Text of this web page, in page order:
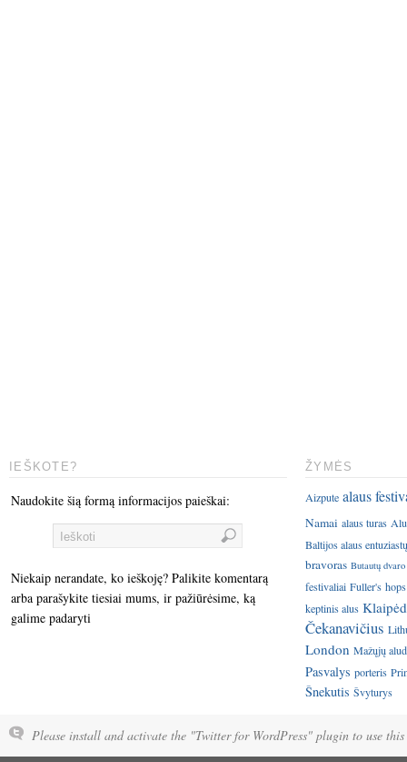
IEŠKOTE?
Naudokite šią formą informacijos paieškai:
Niekaip nerandate, ko ieškoję? Palikite komentarą
arba parašykite tiesiai mums, ir pažiūrėsime, ką
galime padaryti
ŽYMĖS
Aizpute alaus
Namai alaus turas
Baltijos alaus
bravoras Butautų dvaro
festivaliai Fuller's hops
keptinis alus
Čekanavičius
London Mažųjų
Pasvalys porteris
Šnekutis Švyturys
Please install and activate the "Twitter for WordPress" plugin to use this